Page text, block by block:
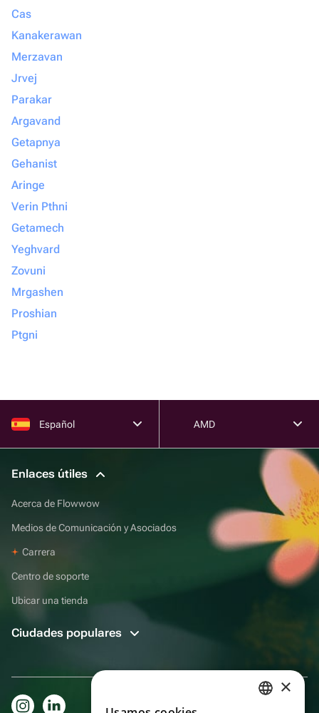
Cas
Kanakerawan
Merzavan
Jrvej
Parakar
Argavand
Getapnya
Gehanist
Aringe
Verin Pthni
Getamech
Yeghvard
Zovuni
Mrgashen
Proshian
Ptgni
Español AMD
Enlaces útiles
Acerca de Flowwow
Medios de Comunicación y Asociados
Carrera
Centro de soporte
Ubicar una tienda
Ciudades populares
×